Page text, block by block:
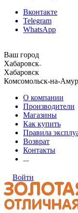
Вконтакте
Telegram
WhatsApp
Ваш город
Хабаровск
Хабаровск
Комсомольск-на-
О компании
Производители
Магазины
Как купить
Правила
Возврат
Контакты
...
Войти